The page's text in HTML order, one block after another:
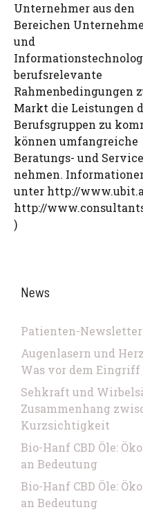
Unternehmer aus den
Bereichen
und
berufsrelevante
Rahmenbedingungen
Markt die Leistungen
Berufsgruppen zu
können umfangreiche
Beratungs- und
nehmen.
unter http://
http://
)
News
Patienten-
Augenlasern und
Was vor dem Eingriff
Sehkraft und
Zusammenhang
Kurzsichtigkeit
Bio-Hanf CBD Öle:
an Bedeutung
Bio-Hanf CBD Öle:
an Bedeutung